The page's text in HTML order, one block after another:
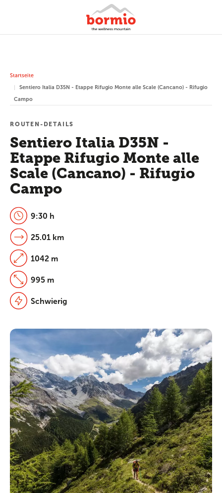
Startseite
Sentiero Italia D35N - Etappe Rifugio Monte alle Scale (Cancano) - Rifugio
Campo
Sentiero Italia D35N -
Etappe Rifugio Monte alle
Scale (Cancano) - Rifugio
Campo
ROUTEN-DETAILS
9:30 h
25.01 km
1042 m
995 m
Schwierig